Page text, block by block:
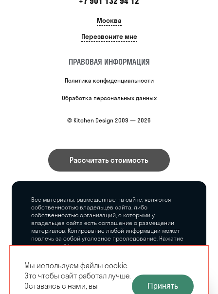
Москва
Перезвоните мне
ПРАВОВАЯ ИНФОРМАЦИЯ
Политика конфиденциальности
Обработка персональных данных
© Kitchen Design 2009 — 2026
Рассчитать стоимость
Все материалы, размещенные на сайте, являются
собственностью владельцев сайта, либо
собственностью организаций, с которыми у
владельцев сайта есть соглашение о размещении
материалов. Копирование любой информации может
повлечь за собой уголовное преследование. Нажатие
на кнопку «Оформить заказ», а также последующее
владельцев сайта никаких обязательств.
ЗАМЕРЩИК-
РАСЧЕТ КУХНИ
Мы используем файлы cookie.
Это чтобы сайт работал лучше.
Оставаясь с нами, вы
Принять